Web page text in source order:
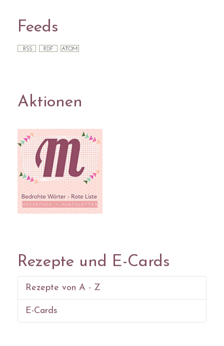
Feeds
Aktionen
Rezepte und E-Cards
Rezepte von A - Z
E-Cards